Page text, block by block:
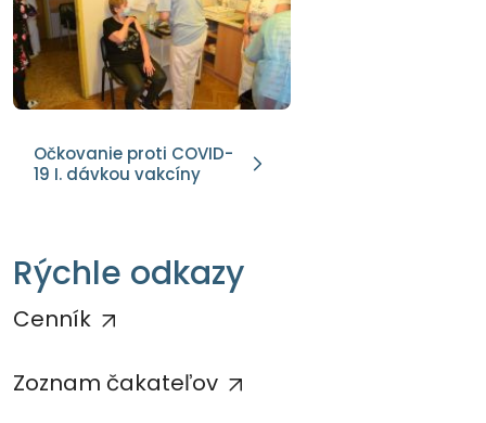
Očkovanie proti COVID-
19 I. dávkou vakcíny
Rýchle odkazy
Cenník
Zoznam čakateľov